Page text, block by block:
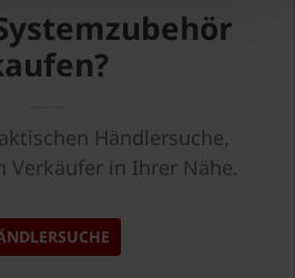
Händlersuche,
Verkäufer in Ihrer Nähe.